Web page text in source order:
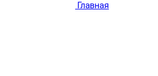
Главная